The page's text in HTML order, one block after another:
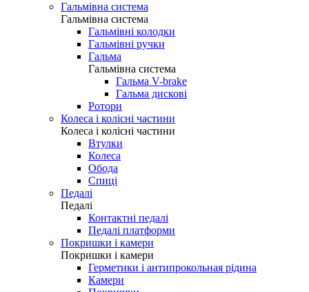
Гальмівна система
Гальмівна система
Гальмівні колодки
Гальмівні ручки
Гальма
Гальмівна система
Гальма V-brake
Гальма дискові
Ротори
Колеса і колісні частини
Колеса і колісні частини
Втулки
Колеса
Обода
Спиці
Педалі
Педалі
Контактні педалі
Педалі платформи
Покришки і камери
Покришки і камери
Герметики і антипрокольная рідина
Камери